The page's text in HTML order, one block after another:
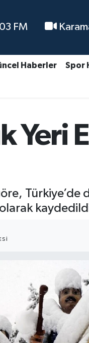
FM
Haberler Spor
Yeri
Türkiye’de